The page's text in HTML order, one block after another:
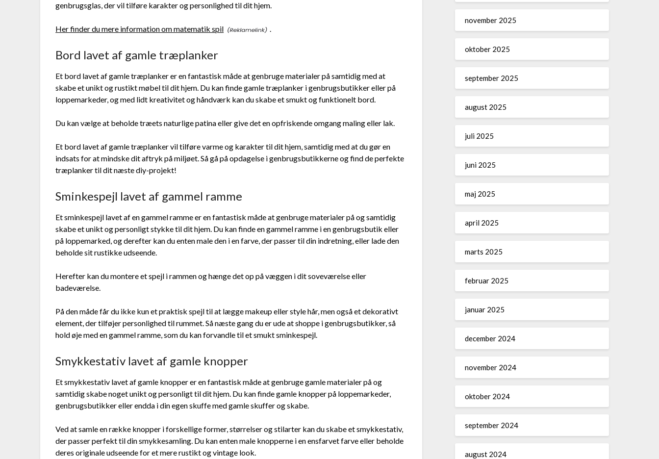
genbrugsglas, der vil tilføre karakter og personlighed til dit hjem.
Her finder du mere information om matematik spil .
Bord lavet af gamle træplanker
Et bord lavet af gamle træplanker er en fantastisk måde at genbruge materialer på samtidig med at
skabe et unikt og rustikt møbel til dit hjem. Du kan finde gamle træplanker i genbrugsbutikker eller på
loppemarkeder, og med lidt kreativitet og håndværk kan du skabe et smukt og funktionelt bord.
Du kan vælge at beholde træets naturlige patina eller give det en opfriskende omgang maling eller lak.
Et bord lavet af gamle træplanker vil tilføre varme og karakter til dit hjem, samtidig med at du gør en
indsats for at mindske dit aftryk på miljøet. Så gå på opdagelse i genbrugsbutikkerne og find de perfekte
træplanker til dit næste diy-projekt!
Sminkespejl lavet af gammel ramme
Et sminkespejl lavet af en gammel ramme er en fantastisk måde at genbruge materialer på og samtidig
skabe et unikt og personligt stykke til dit hjem. Du kan finde en gammel ramme i en genbrugsbutik eller
på loppemarked, og derefter kan du enten male den i en farve, der passer til din indretning, eller lade den
beholde sit rustikke udseende.
Herefter kan du montere et spejl i rammen og hænge det op på væggen i dit soveværelse eller
badeværelse.
På den måde får du ikke kun et praktisk spejl til at lægge makeup eller style hår, men også et dekorativt
element, der tilføjer personlighed til rummet. Så næste gang du er ude at shoppe i genbrugsbutikker, så
hold øje med en gammel ramme, som du kan forvandle til et smukt sminkespejl.
Smykkestativ lavet af gamle knopper
Et smykkestativ lavet af gamle knopper er en fantastisk måde at genbruge gamle materialer på og
samtidig skabe noget unikt og personligt til dit hjem. Du kan finde gamle knopper på loppemarkeder,
genbrugsbutikker eller endda i din egen skuffe med gamle skuffer og skabe.
Ved at samle en række knopper i forskellige former, størrelser og stilarter kan du skabe et smykkestativ,
der passer perfekt til din smykkesamling. Du kan enten male knopperne i en ensfarvet farve eller beholde
deres originale udseende for et mere rustikt og vintage look.
november 2025
oktober 2025
september 2025
august 2025
juli 2025
juni 2025
maj 2025
april 2025
marts 2025
februar 2025
januar 2025
december 2024
november 2024
oktober 2024
september 2024
august 2024